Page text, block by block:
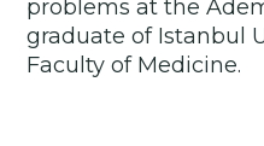
problems at the
graduate of Istanbul
Faculty of Medicine.